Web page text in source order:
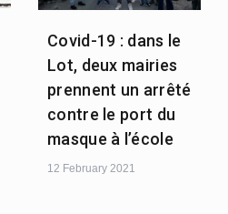
Covid-19 : dans le
Lot, deux mairies
prennent un arrêté
contre le port du
masque à l’école
12 February 2021